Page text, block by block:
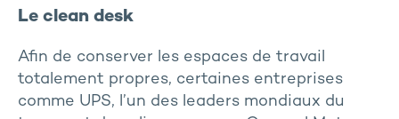
Le clean desk
Afin de conserver les espaces de travail
totalement propres, certaines entreprises
comme UPS, l’un des leaders mondiaux du